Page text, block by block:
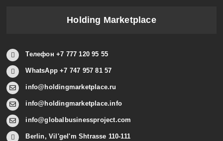
Holding Marketplace
Телефон +7 777 120 95 55
WhatsApp +7 747 957 81 57
info@holdingmarketplace.ru
info@holdingmarketplace.info
info@globalbusinessproject.com
Berlin, Vil'gel'm Shtrasse 110-111